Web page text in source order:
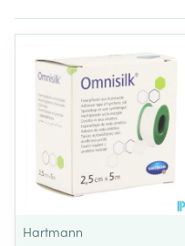
Hartmann